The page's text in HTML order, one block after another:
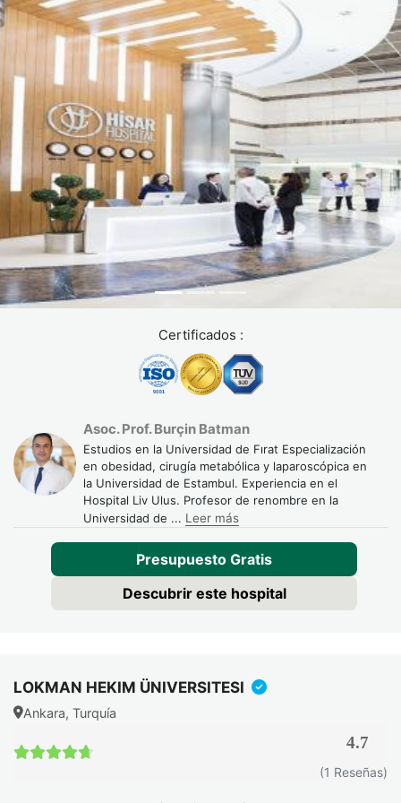
Úlcera péptica activa o esofagitis erosiva grave
balón puede agravar la irritación de la mucosa.
Hernia de hiato grande(más de 5 cm) : aumenta
significativamente el riesgo de reflujo.
Trastorno de la conducta alimentaria no controlado
: especialmente en presencia de conductas purgativas.
Embarazo actual o planificado durante el
tratamiento.
Enfermedad hepática avanzada o trastornos de
coagulación no controlados
Si el balón no es adecuado en tu caso, existen otras
soluciones eficaces como lamanga gástrica
Lo importante no es elegir el procedimiento más “
sino el más adecuado para tu situación.
El equipo de Turquie Santé evaluará tu perfil médico y te
orientará hacia la opción más segura y eficaz, sin que
tengas que tomar esta decisión solo.
Certificados :
Asoc. Prof. Burçin Batman
Estudios en la Universidad de Fırat Especialización
en obesidad, cirugía metabólica y laparoscópica en
la Universidad de Estambul. Experiencia en el
Hospital Liv Ulus. Profesor de renombre en la
Universidad de ... Leer más
Presupuesto Gratis
Descubrir este hospital
LOKMAN HEKIM ÜNIVERSITESI
Ankara, Turquía
4.7 / 5
4.7
(1 Reseñas)